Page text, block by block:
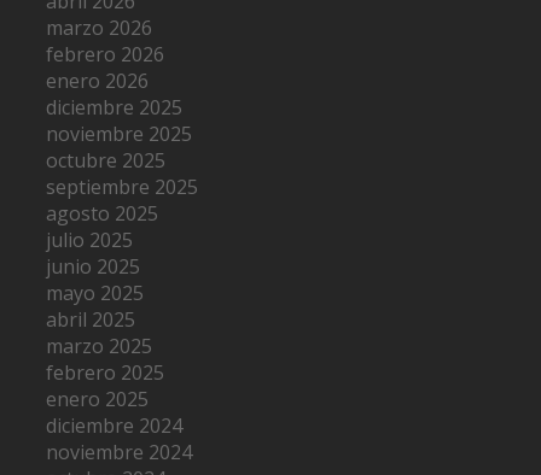
marzo 2026
febrero 2026
enero 2026
diciembre 2025
noviembre 2025
octubre 2025
septiembre 2025
agosto 2025
julio 2025
junio 2025
mayo 2025
abril 2025
marzo 2025
febrero 2025
enero 2025
diciembre 2024
noviembre 2024